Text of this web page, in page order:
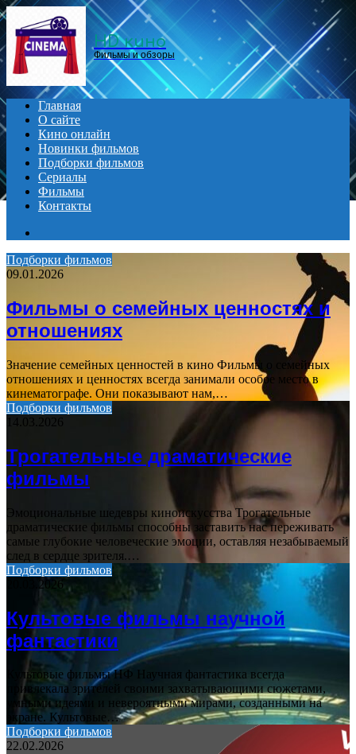
Menu
HD кино
Фильмы и обзоры
Главная
О сайте
Кино онлайн
Новинки фильмов
Подборки фильмов
Сериалы
Фильмы
Контакты
Подборки фильмов
09.01.2026
Фильмы о семейных ценностях и
отношениях
Значение семейных ценностей в кино Фильмы о семейных
отношениях и ценностях всегда занимали особое место в
кинематографе. Они показывают нам,…
Подборки фильмов
14.03.2026
Трогательные драматические
фильмы
Эмоциональные шедевры киноискусства Трогательные
драматические фильмы способны заставить нас переживать
самые глубокие человеческие эмоции, оставляя незабываемый
след в сердце зрителя.…
Подборки фильмов
20.03.2026
Культовые фильмы научной
фантастики
Культовые фильмы НФ Научная фантастика всегда
привлекала зрителей своими захватывающими сюжетами,
умными идеями и невероятными мирами, созданными на
экране. Культовые…
Подборки фильмов
22.02.2026